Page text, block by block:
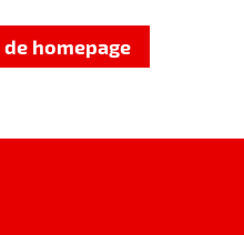
homepage